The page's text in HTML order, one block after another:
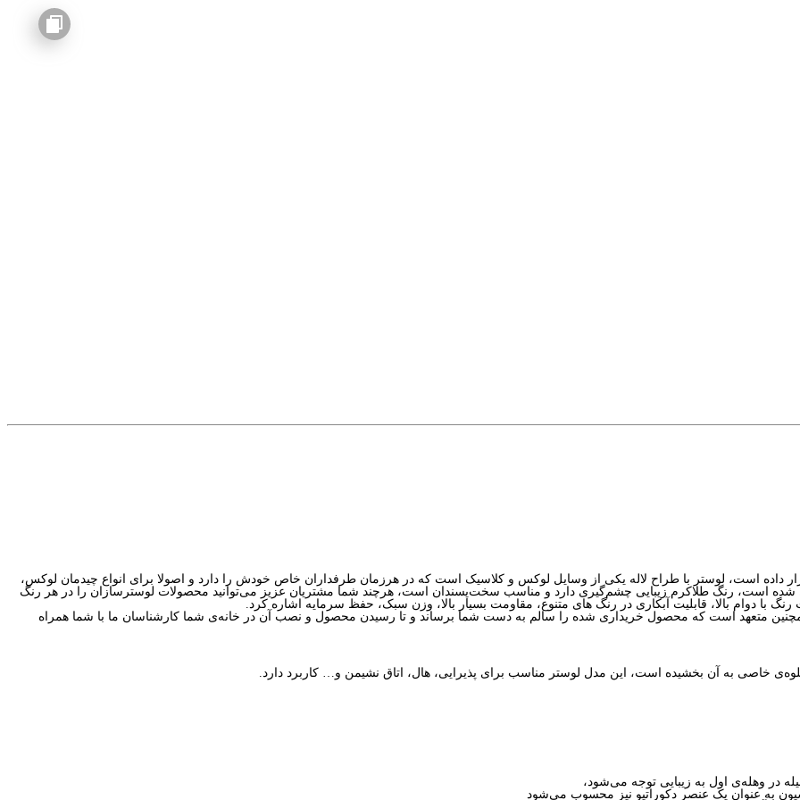
با دوام بالا، قابلیت آبکاری در رنگ های متنوع، مقاومت بسیار بالا، وزن سبک، حفظ سرمایه اشاره کرد.
خاصی به آن بخشیده است، این مدل لوستر مناسب برای پذیرایی، هال، اتاق نشیمن و… کاربرد دارد.
در وهله‌ی اول به زیبایی توجه می‌شود،
به عنوان یک عنصر دکوراتیو نیز محسوب می‌شود